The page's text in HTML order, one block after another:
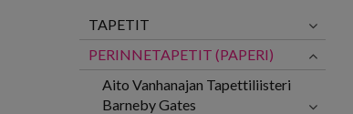
TAPETIT
PERINNETAPETIT (PAPERI)
Aito Vanhanajan Tapettiliisteri
Barneby Gates